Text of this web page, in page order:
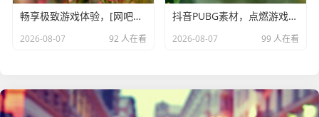
畅享极致游戏体验，[网吧名称]Steam 网吧等你来
2026-08-07 92 人在看
抖音PUBG素材，点燃游戏激情的精彩世界
2026-08-07 99 人在看